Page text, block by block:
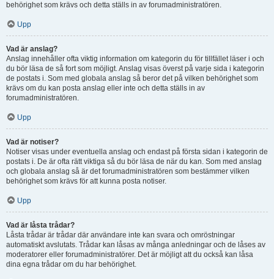
behörighet som krävs och detta ställs in av forumadministratören.
Upp
Vad är anslag?
Anslag innehåller ofta viktig information om kategorin du för tillfället läser i och
du bör läsa de så fort som möjligt. Anslag visas överst på varje sida i kategorin
de postats i. Som med globala anslag så beror det på vilken behörighet som
krävs om du kan posta anslag eller inte och detta ställs in av
forumadministratören.
Upp
Vad är notiser?
Notiser visas under eventuella anslag och endast på första sidan i kategorin de
postats i. De är ofta rätt viktiga så du bör läsa de när du kan. Som med anslag
och globala anslag så är det forumadministratören som bestämmer vilken
behörighet som krävs för att kunna posta notiser.
Upp
Vad är låsta trådar?
Låsta trådar är trådar där användare inte kan svara och omröstningar
automatiskt avslutats. Trådar kan låsas av många anledningar och de låses av
moderatorer eller forumadministratörer. Det är möjligt att du också kan låsa
dina egna trådar om du har behörighet.